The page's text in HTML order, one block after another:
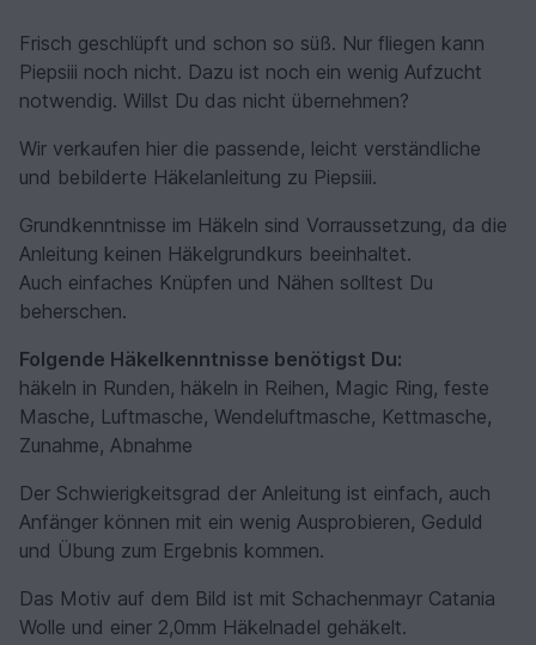
Frisch geschlüpft und schon so süß. Nur fliegen kann
Piepsiii noch nicht. Dazu ist noch ein wenig Aufzucht
notwendig. Willst Du das nicht übernehmen?
Wir verkaufen hier die passende, leicht verständliche
und bebilderte Häkelanleitung zu Piepsiii.
Grundkenntnisse im Häkeln sind Vorraussetzung, da die
Anleitung keinen Häkelgrundkurs beeinhaltet.
Auch einfaches Knüpfen und Nähen solltest Du
beherschen.
Folgende Häkelkenntnisse benötigst Du:
häkeln in Runden, häkeln in Reihen, Magic Ring, feste
Masche, Luftmasche, Wendeluftmasche, Kettmasche,
Zunahme, Abnahme
Der Schwierigkeitsgrad der Anleitung ist einfach, auch
Anfänger können mit ein wenig Ausprobieren, Geduld
und Übung zum Ergebnis kommen.
Das Motiv auf dem Bild ist mit Schachenmayr Catania
Wolle und einer 2,0mm Häkelnadel gehäkelt.